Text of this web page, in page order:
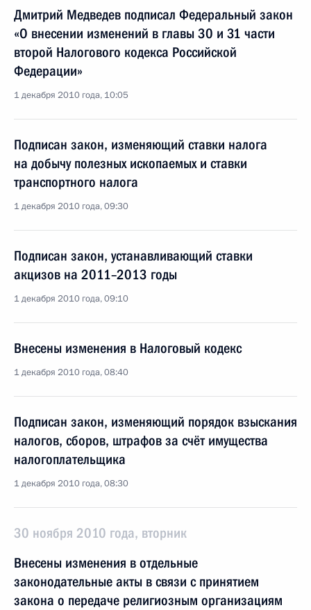
Дмитрий Медведев подписал Федеральный закон
«О внесении изменений в главы 30 и 31 части
второй Налогового кодекса Российской
Федерации»
1 декабря 2010 года, 10:05
Подписан закон, изменяющий ставки налога
на добычу полезных ископаемых и ставки
транспортного налога
1 декабря 2010 года, 09:30
Подписан закон, устанавливающий ставки
акцизов на 2011–2013 годы
1 декабря 2010 года, 09:10
Внесены изменения в Налоговый кодекс
1 декабря 2010 года, 08:40
Подписан закон, изменяющий порядок взыскания
налогов, сборов, штрафов за счёт имущества
налогоплательщика
1 декабря 2010 года, 08:30
30 ноября 2010 года, вторник
Внесены изменения в отдельные
законодательные акты в связи с принятием
закона о передаче религиозным организациям